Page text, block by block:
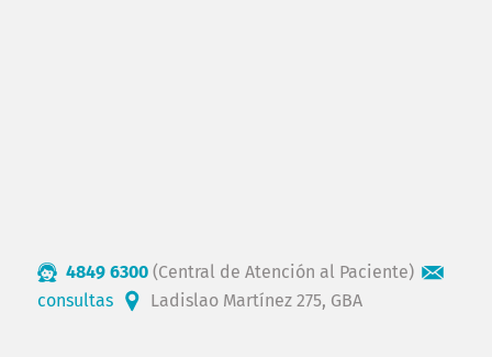
4849 6300 (Central de Atención al Paciente)
consultas
Ladislao Martínez 275, GBA